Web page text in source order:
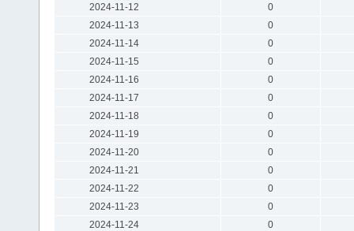
2024-11-12
0
2024-11-13
0
2024-11-14
0
2024-11-15
0
2024-11-16
0
2024-11-17
0
2024-11-18
0
2024-11-19
0
2024-11-20
0
2024-11-21
0
2024-11-22
0
2024-11-23
0
2024-11-24
0